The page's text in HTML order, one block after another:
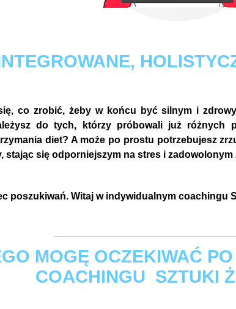
co zrobić, żeby w końcu być silnym i
do tych, którzy próbowali już różnych
diet? A może po prostu potrzebujesz
stając się odporniejszym na stres i zadowolonym
poszukiwań. Witaj w indywidualnym coachingu
MOGĘ OCZEKIWAĆ
COACHINGU SZTUKI